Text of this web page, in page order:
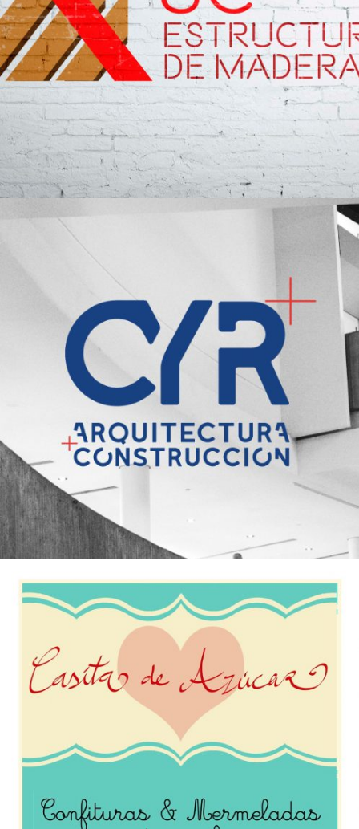
corporativa
Diseño Gráfico
CYR arquitectura y construcción – Logotipo
Diseño Gráfico
Casita de Azucar – Tienda Online de
Mermeladas
Diseño Web